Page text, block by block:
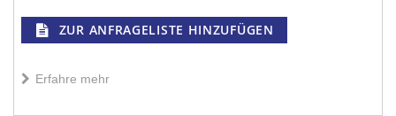
ZUR ANFRAGELISTE HINZUFÜGEN
Erfahre mehr